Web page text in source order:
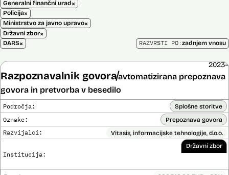
Generalni finančni urad×
Policija×
Ministrstvo za javno upravo×
Državni zbor×
DARS× RAZVRSTI PO:zadnjem vnosu
Razpoznavalnik govoraavtomatizirana prepoznava
govora in pretvorba v besedilo
2023–
Področja: Splošne storitve
Oznake: Prepoznava govora
Razvijalci: Vitasis, informacijske tehnologije, d.o.o.
Institucija:
Državni zbor